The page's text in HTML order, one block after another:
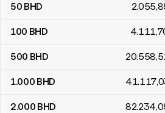
50 BHD 2.055
100 BHD 4.111
500 BHD 20.558
1.000 BHD 41.117
2.000 BHD 82.234